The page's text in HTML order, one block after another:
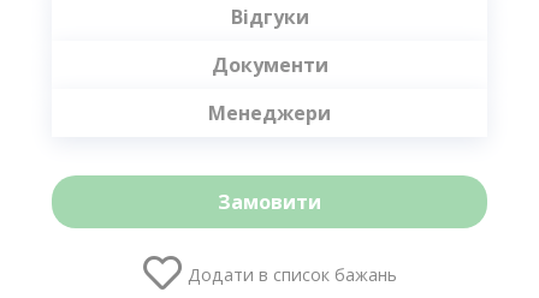
Відгуки
Документи
Менеджери
Замовити
Додати в список бажань